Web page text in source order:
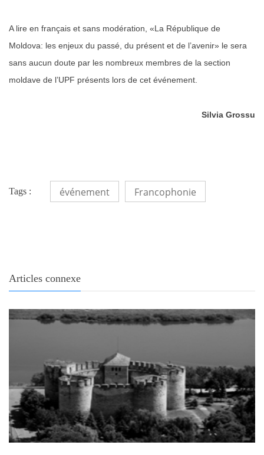
A lire en français et sans modération, «La République de
Moldova: les enjeux du passé, du présent et de l’avenir» le sera
sans aucun doute par les nombreux membres de la section
moldave de l’UPF présents lors de cet événement.
Silvia Grossu
Tags : événement Francophonie
Articles connexe